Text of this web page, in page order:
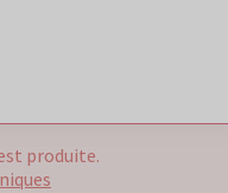
produite.